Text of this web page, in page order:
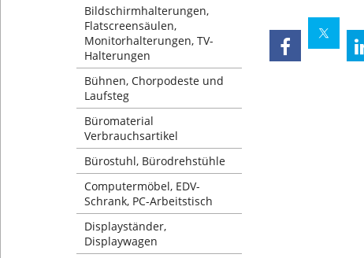
Bildschirmhalterungen,
Flatscreensäulen,
Monitorhalterungen, TV-
Halterungen
Bühnen, Chorpodeste und
Laufsteg
Büromaterial
Verbrauchsartikel
Bürostuhl, Bürodrehstühle
Computermöbel, EDV-
Schrank, PC-Arbeitstisch
Displayständer,
Displaywagen